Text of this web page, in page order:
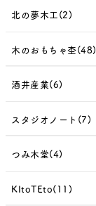
北の夢木工(2)
木のおもちゃ杢(48)
酒井産業(6)
スタジオノート(7)
つみ木堂(4)
KItoTEto(11)